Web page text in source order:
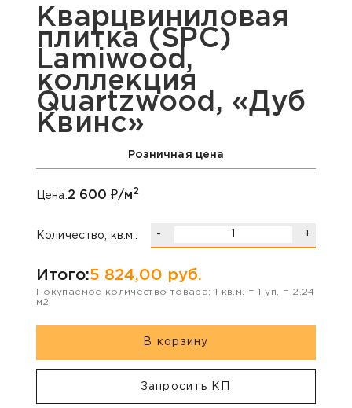
Кварцвиниловая
плитка (SPC)
Lamiwood,
коллекция
Quartzwood, «Дуб
Квинс»
Розничная цена
Цена:2 600 ₽/м2
Количество, кв.м.: - +
Итого:5 824,00 руб.
Покупаемое количество товара: 1 кв.м. =1 уп. = 2.24
м2
В корзину
Запросить КП